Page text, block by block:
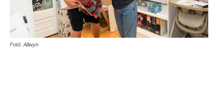
Fotó: Allwyn